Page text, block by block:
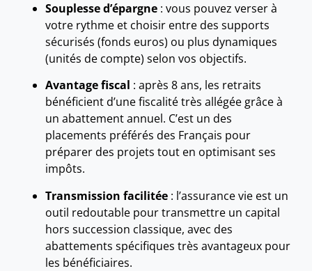
Souplesse d’épargne : vous pouvez verser à
votre rythme et choisir entre des supports
sécurisés (fonds euros) ou plus dynamiques
(unités de compte) selon vos objectifs.
Avantage fiscal : après 8 ans, les retraits
bénéficient d’une fiscalité très allégée grâce à
un abattement annuel. C’est un des
placements préférés des Français pour
préparer des projets tout en optimisant ses
impôts.
Transmission facilitée : l’assurance vie est un
outil redoutable pour transmettre un capital
hors succession classique, avec des
abattements spécifiques très avantageux pour
les bénéficiaires.